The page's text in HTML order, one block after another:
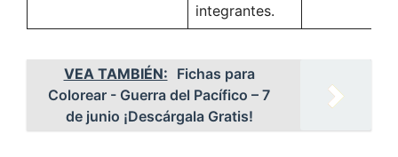
integrantes.
VEA TAMBIÉN: Fichas para
Colorear - Guerra del Pacífico – 7
de junio ¡Descárgala Gratis!